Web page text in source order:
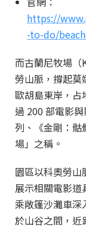
https://
-to-do/
而古蘭尼牧場（
勞山脈，撐起莫
歐胡島東岸，占
過 200 部電影
列、《金剛：骷
場」之稱。
園區以科奧勞山
展示相關電影
乘敞篷沙灘車深
於山谷之間，近